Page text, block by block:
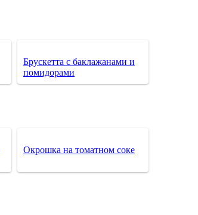
Брускетта с баклажанами и
помидорами
Окрошка на томатном соке